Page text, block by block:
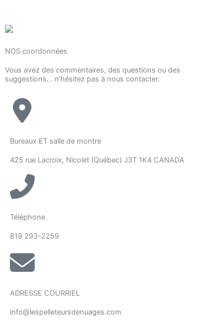
NOS coordonnées
Vous avez des commentaires, des questions ou des
suggestions... n’hésitez pas à nous contacter.
Bureaux ET salle de montre
425 rue Lacroix, Nicolet (Québec) J3T 1K4 CANADA
Téléphone
819 293-2259
ADRESSE COURRIEL
info@lespelleteursdenuages.com